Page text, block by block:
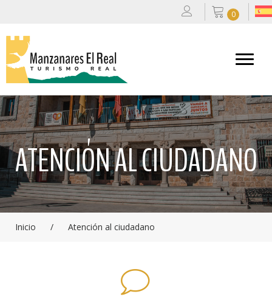
0
ATENCIÓN AL CIUDADANO
Inicio / Atención al ciudadano